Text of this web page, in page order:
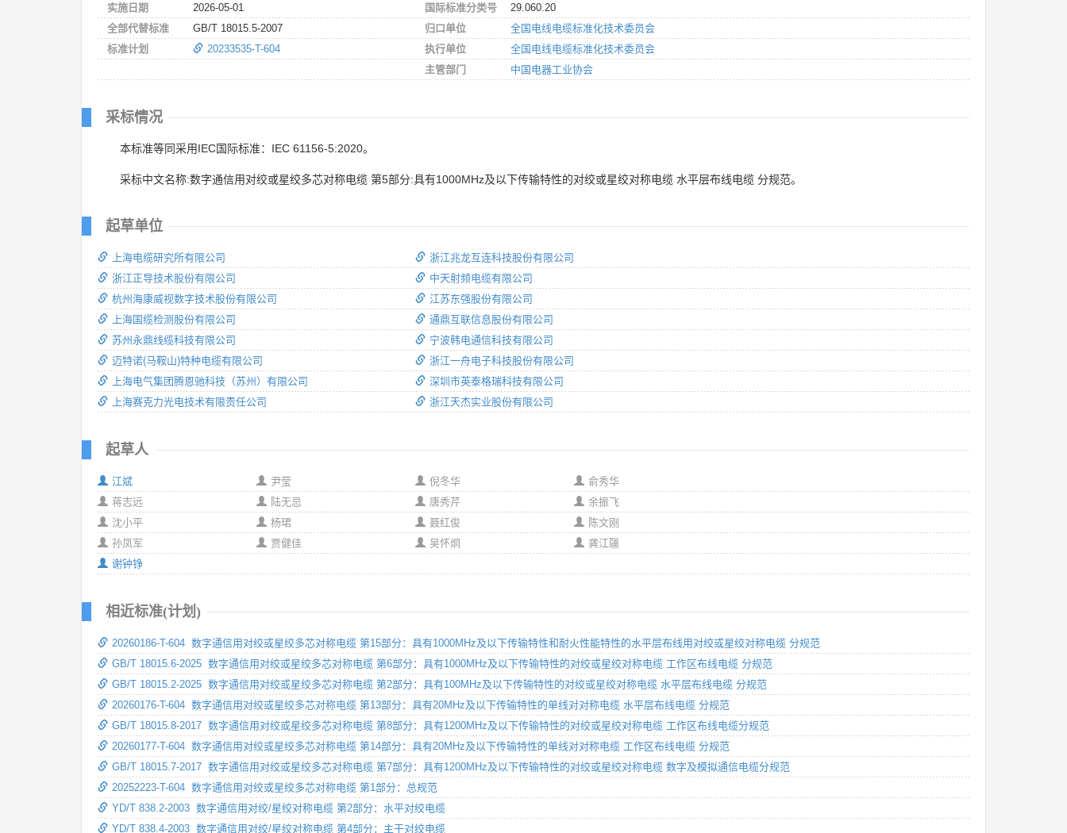
实施日期
2026-05-01
全部代替标准
GB/T 18015.5-2007
标准计划
20233535-T-604
国际标准分类号
29.060.20
归口单位
全国电线电缆标准化技术委员会
执行单位
全国电线电缆标准化技术委员会
主管部门
中国电器工业协会
采标情况
本标准等同采用IEC国际标准：IEC 61156-5:2020。
采标中文名称:数字通信用对绞或星绞多芯对称电缆 第5部分:具有1000MHz及以下传输特性的对绞或星绞对称电缆 水平层布线电缆 分规范。
起草单位
上海电缆研究所有限公司
浙江正导技术股份有限公司
杭州海康威视数字技术股份有限公司
上海国缆检测股份有限公司
苏州永鼎线缆科技有限公司
迈特诺(马鞍山)特种电缆有限公司
上海电气集团腾恩驰科技（苏州）有限公司
上海赛克力光电技术有限责任公司
浙江兆龙互连科技股份有限公司
中天射频电缆有限公司
江苏东强股份有限公司
通鼎互联信息股份有限公司
宁波韩电通信科技有限公司
浙江一舟电子科技股份有限公司
深圳市英泰格瑞科技有限公司
浙江天杰实业股份有限公司
起草人
江斌
尹莹
蒋志远
陆无忌
沈小平
杨珺
孙凤军
贾健佳
谢钟铮
倪冬华
俞秀华
唐秀芹
余振飞
聂红俊
陈文刚
吴怀炯
龚江疆
相近标准(计划)
20260186-T-604 数字通信用对绞或星绞多芯对称电缆 第15部分：具有1000MHz及以下传输特性和耐火性能特性的水平层布线用对绞或星绞对称电缆 分规范
GB/T 18015.6-2025 数字通信用对绞或星绞多芯对称电缆 第6部分：具有1000MHz及以下传输特性的对绞或星绞对称电缆 工作区布线电缆 分规范
GB/T 18015.2-2025 数字通信用对绞或星绞多芯对称电缆 第2部分：具有100MHz及以下传输特性的对绞或星绞对称电缆 水平层布线电缆 分规范
20260176-T-604 数字通信用对绞或星绞多芯对称电缆 第13部分：具有20MHz及以下传输特性的单线对对称电缆 水平层布线电缆 分规范
GB/T 18015.8-2017 数字通信用对绞或星绞多芯对称电缆 第8部分：具有1200MHz及以下传输特性的对绞或星绞对称电缆 工作区布线电缆分规范
20260177-T-604 数字通信用对绞或星绞多芯对称电缆 第14部分：具有20MHz及以下传输特性的单线对对称电缆 工作区布线电缆 分规范
GB/T 18015.7-2017 数字通信用对绞或星绞多芯对称电缆 第7部分：具有1200MHz及以下传输特性的对绞或星绞对称电缆 数字及模拟通信电缆分规范
20252223-T-604 数字通信用对绞或星绞多芯对称电缆 第1部分：总规范
YD/T 838.2-2003 数字通信用对绞/星绞对称电缆 第2部分：水平对绞电缆
YD/T 838.4-2003 数字通信用对绞/星绞对称电缆 第4部分：主干对绞电缆